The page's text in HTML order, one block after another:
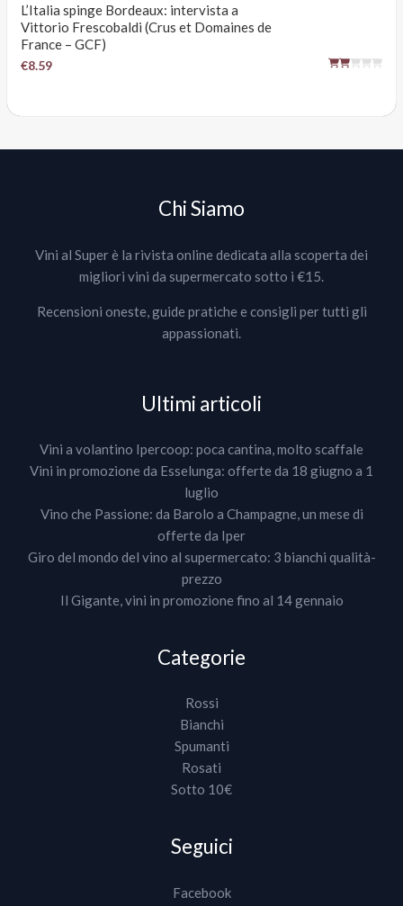
L’Italia spinge Bordeaux: intervista a
Vittorio Frescobaldi (Crus et Domaines de
France – GCF)
€8.59
Chi Siamo
Vini al Super è la rivista online dedicata alla scoperta dei
migliori vini da supermercato sotto i €15.
Recensioni oneste, guide pratiche e consigli per tutti gli
appassionati.
Ultimi articoli
Vini a volantino Ipercoop: poca cantina, molto scaffale
Vini in promozione da Esselunga: offerte da 18 giugno a 1
luglio
Vino che Passione: da Barolo a Champagne, un mese di
offerte da Iper
Giro del mondo del vino al supermercato: 3 bianchi qualità-
prezzo
Il Gigante, vini in promozione fino al 14 gennaio
Categorie
Rossi
Bianchi
Spumanti
Rosati
Sotto 10€
Seguici
Facebook